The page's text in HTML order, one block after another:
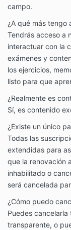
campo.
¿A qué más tengo
Tendrás acceso a
interactuar con la
exámenes y
los ejercicios,
listo para que
¿Realmente es
Sí, es contenido
¿Existe un único
Todas las
extendidas para
que la renovación
inhabilitado o
será cancelada
¿Cómo puedo
Puedes
transparente, o